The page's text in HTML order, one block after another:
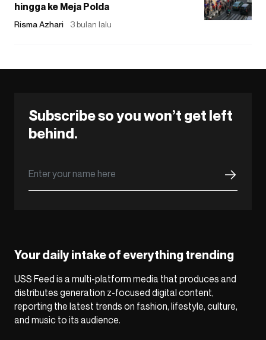
hingga ke Meja Polda
Risma Azhari 3 bulan lalu
Subscribe so you won’t get left
behind.
Your daily intake of everything trending
USS Feed is a multi-platform media that produces and
distributes generation z-focused digital content,
reporting the latest trends on fashion, lifestyle, culture,
and music to its audience.